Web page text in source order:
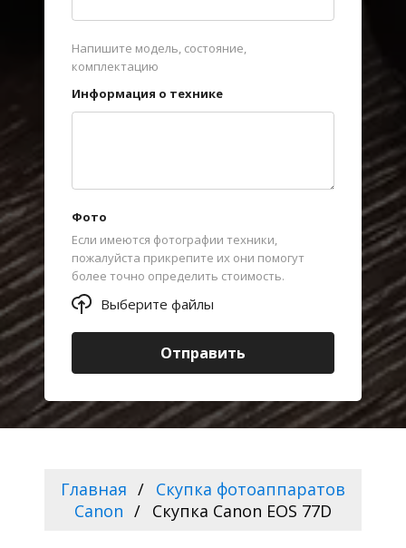
Напишите модель, состояние,
комплектацию
Информация о технике
Фото
Если имеются фотографии техники,
пожалуйста прикрепите их они помогут
более точно определить стоимость.
Выберите файлы
Отправить
Главная
Скупка фотоаппаратов
Canon
Скупка Canon EOS 77D